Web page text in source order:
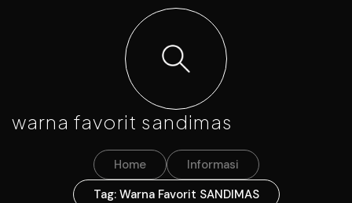
warna favorit sandimas
Home
Informasi
Tag: Warna Favorit SANDIMAS